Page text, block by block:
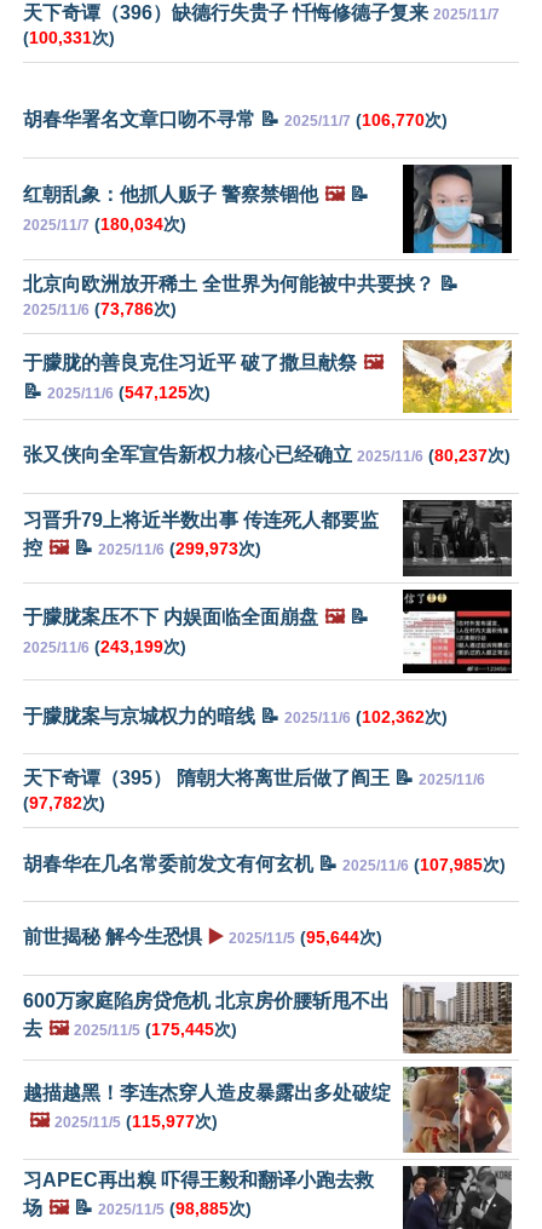
天下奇谭（396）缺德行失贵子 忏悔修德子复来 2025/11/7
(100,331次)
胡春华署名文章口吻不寻常 📝 2025/11/7 (106,770次)
红朝乱象：他抓人贩子 警察禁锢他 🖼️📝
2025/11/7 (180,034次)
北京向欧洲放开稀土 全世界为何能被中共要挟？ 📝
2025/11/6 (73,786次)
于朦胧的善良克住习近平 破了撒旦献祭 🖼️
📝 2025/11/6 (547,125次)
张又侠向全军宣告新权力核心已经确立 2025/11/6 (80,237次)
习晋升79上将近半数出事 传连死人都要监
控 🖼️📝 2025/11/6 (299,973次)
于朦胧案压不下 内娱面临全面崩盘 🖼️📝
2025/11/6 (243,199次)
于朦胧案与京城权力的暗线 📝 2025/11/6 (102,362次)
天下奇谭（395） 隋朝大将离世后做了阎王 📝 2025/11/6
(97,782次)
胡春华在几名常委前发文有何玄机 📝 2025/11/6 (107,985次)
前世揭秘 解今生恐惧 ▶️ 2025/11/5 (95,644次)
600万家庭陷房贷危机 北京房价腰斩甩不出
去 🖼️ 2025/11/5 (175,445次)
越描越黑！李连杰穿人造皮暴露出多处破绽
🖼️ 2025/11/5 (115,977次)
习APEC再出糗 吓得王毅和翻译小跑去救
场 🖼️📝 2025/11/5 (98,885次)